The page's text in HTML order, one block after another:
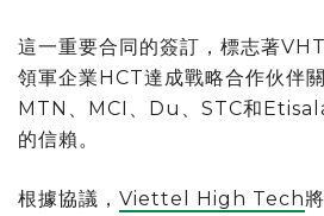
這一重要合同的簽訂，標志著
領軍企業HCT達成戰略合作伙伴
MTN、MCI、Du、STC和
的信賴。
根據協議， Viettel High Tech